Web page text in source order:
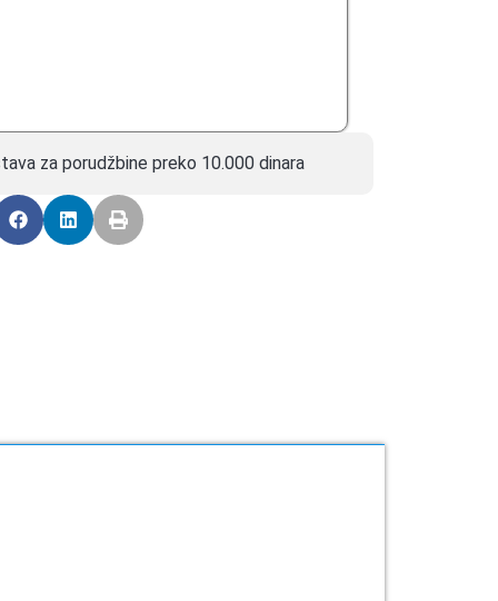
za porudžbine preko 10.000 dinara